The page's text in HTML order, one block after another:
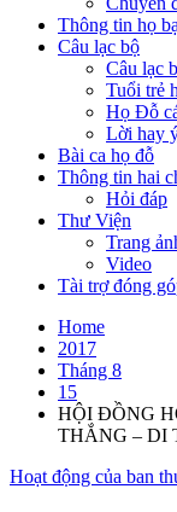
Thông tin họ
Câu lạc bộ
Câu lạc
Tuổi trẻ
Họ Đỗ
Lời hay
Bài ca họ đỗ
Thông tin hai
Hỏi đáp
Thư Viện
Trang
Video
Tài trợ đóng
Home
2017
Tháng 8
15
HỘI ĐỒNG
THẮNG – DI
Hoạt động của ban